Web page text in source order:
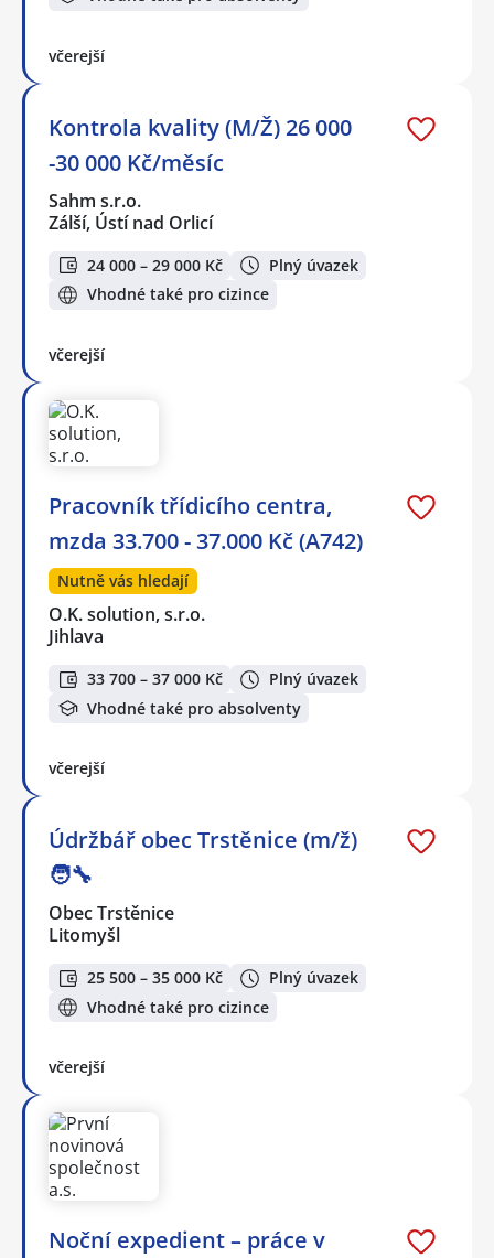
včerejší
Kontrola kvality (M/Ž) 26 000
-30 000 Kč/měsíc
Sahm s.r.o.
Zálší, Ústí nad Orlicí
24 000 – 29 000 Kč
Plný úvazek
Vhodné také pro cizince
včerejší
Pracovník třídicího centra,
mzda 33.700 - 37.000 Kč (A742)
Nutně vás hledají
O.K. solution, s.r.o.
Jihlava
33 700 – 37 000 Kč
Plný úvazek
Vhodné také pro absolventy
včerejší
Údržbář obec Trstěnice (m/ž)
🧑‍🔧
Obec Trstěnice
Litomyšl
25 500 – 35 000 Kč
Plný úvazek
Vhodné také pro cizince
včerejší
Noční expedient – práce v